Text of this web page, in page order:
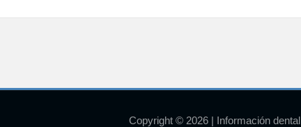
Copyright © 2026 | Información dental